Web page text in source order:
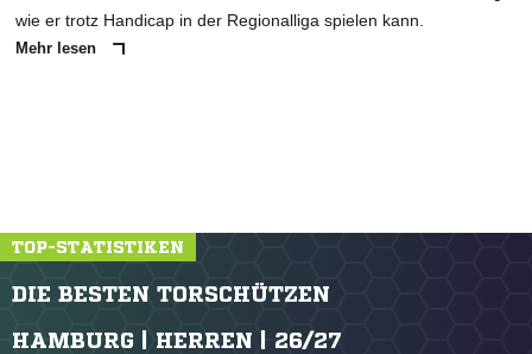
wie er trotz Handicap in der Regionalliga spielen kann.
Mehr lesen
TOP-STATISTIKEN
DIE BESTEN TORSCHÜTZEN
HAMBURG | HERREN | 26/27